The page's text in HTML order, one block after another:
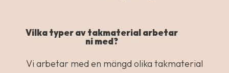
Vilka typer av takmaterial arbetar
ni med?
Vi arbetar med en mängd olika takmaterial